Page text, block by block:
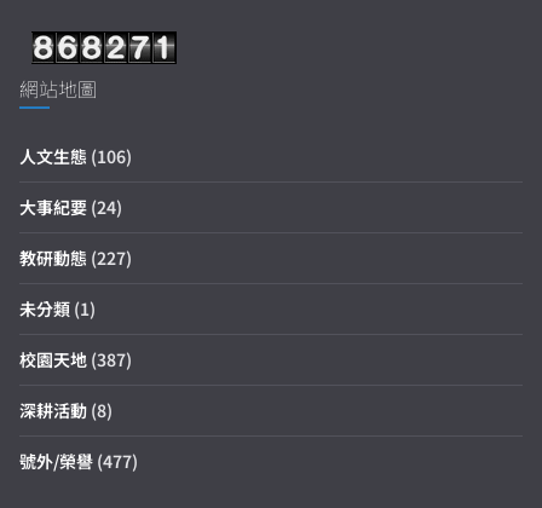
網站地圖
人文生態 (106)
大事紀要 (24)
教研動態 (227)
未分類 (1)
校園天地 (387)
深耕活動 (8)
號外/榮譽 (477)